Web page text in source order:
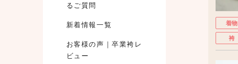
るご質問
新着情報一覧
お客様の声｜卒業袴レ
ビュー
着物
袴